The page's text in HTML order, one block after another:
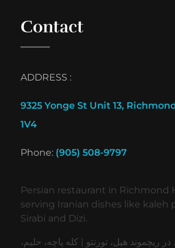
Contact
ADDRESS :
9325 Yonge St Unit 13,
1V4
Phone: (905) 508-9797
Persian restaurant in Richmond
serving Iranian dishes like kaleh
Sirabi and Dizi.
ریچموند هیل، تورنتو | کله پاچه، حلیم،